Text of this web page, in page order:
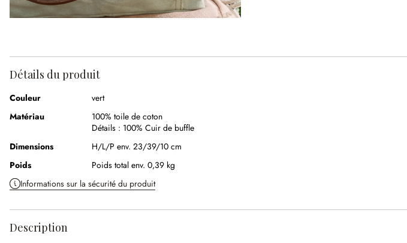
Détails du produit
Couleur
vert
Matériau
100% toile de coton
Détails : 100% Cuir de buffle
Dimensions
H/L/P env. 23/39/10 cm
Poids
Poids total env. 0,39 kg
Informations sur la sécurité du produit
Description